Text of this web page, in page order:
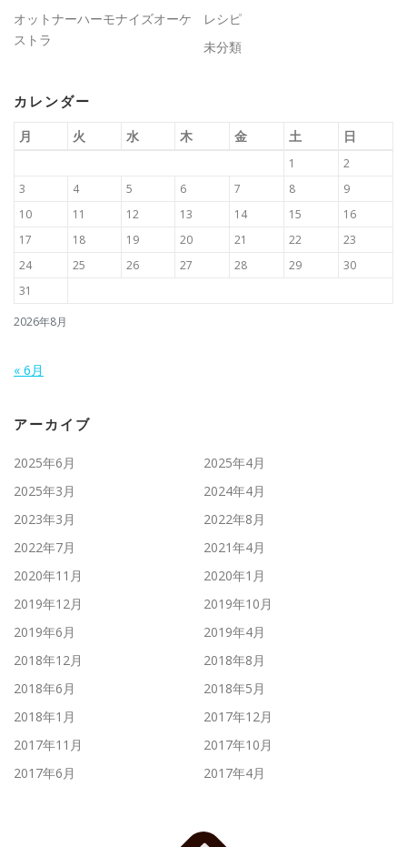
オットナーハーモナイズオーケ
ストラ
レシピ
未分類
カレンダー
2026年8月
月 火 水 木 金 土 日
1
2
3
4 5 6 7 8
9
10
11 12 13 14 15
16
17
18 19 20 21 22
23
24
25 26 27 28 29
30
31
« 6月
アーカイブ
2025年6月
2025年4月
2025年3月
2024年4月
2023年3月
2022年8月
2022年7月
2021年4月
2020年11月
2020年1月
2019年12月
2019年10月
2019年6月
2019年4月
2018年12月
2018年8月
2018年6月
2018年5月
2018年1月
2017年12月
2017年11月
2017年10月
2017年6月
2017年4月